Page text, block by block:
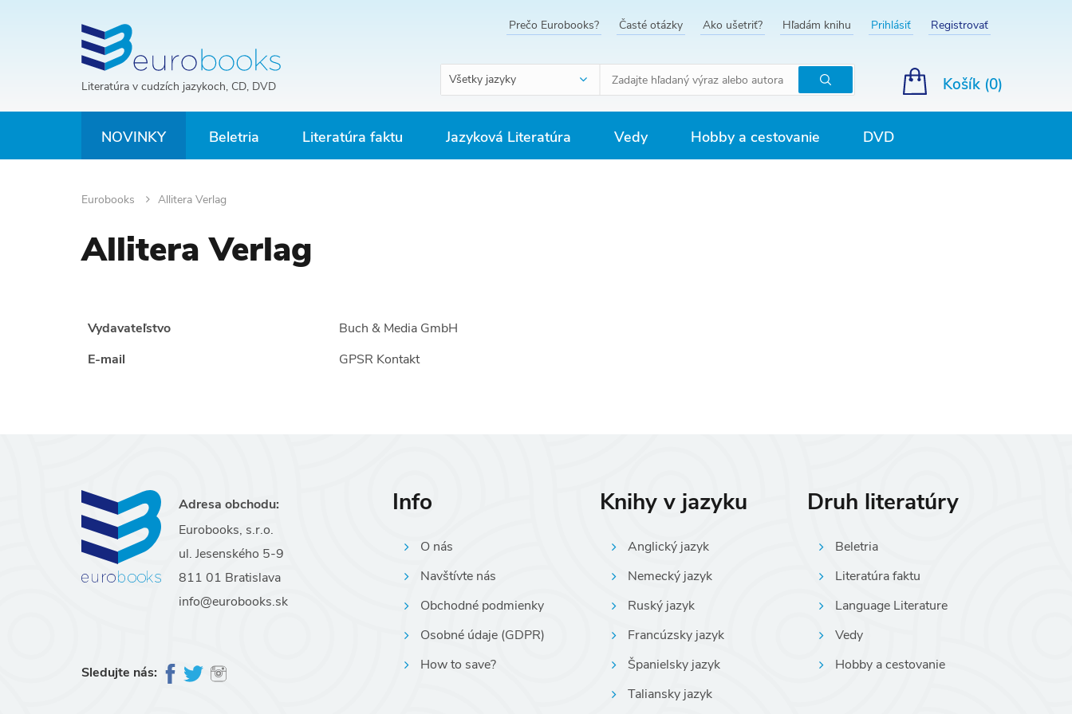
Literatúra v cudzích jazykoch, CD, DVD
Prečo Eurobooks? Časté otázky Ako ušetriť? Hľadám knihu Prihlásiť Registrovať
Všetky jazyky
Hľadať
Košík (0)
NOVINKY Beletria Literatúra faktu Jazyková Literatúra Vedy Hobby a cestovanie DVD
Eurobooks Allitera Verlag
Allitera Verlag
Vydavateľstvo
Buch & Media GmbH
E-mail
GPSR Kontakt
Adresa obchodu:
Eurobooks, s.r.o.
ul. Jesenského 5-9
811 01 Bratislava
info@eurobooks.sk
Sledujte nás:
Info
O nás
Navštívte nás
Obchodné podmienky
Osobné údaje (GDPR)
How to save?
Knihy v jazyku
Anglický jazyk
Nemecký jazyk
Ruský jazyk
Francúzsky jazyk
Španielsky jazyk
Taliansky jazyk
Druh literatúry
Beletria
Literatúra faktu
Language Literature
Vedy
Hobby a cestovanie